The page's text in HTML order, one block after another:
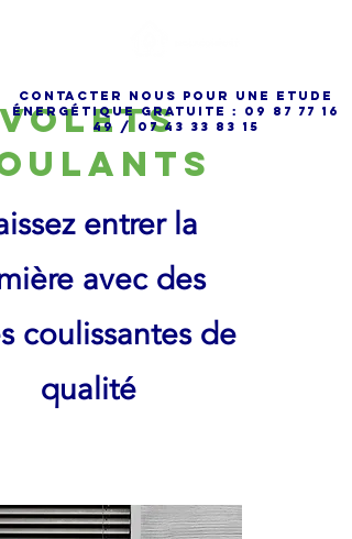
cONTACTER NOUS POUR UNE ETUDE
énergétique gRATUITE : 09 87 77 16
49 / 07 43 33 83 15
entrer la
avec des
coulissantes de
qualité